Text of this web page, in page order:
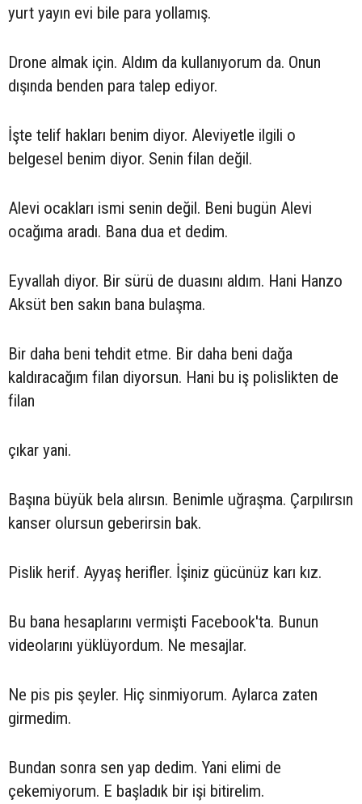
yurt yayın evi bile para yollamış.
Drone almak için. Aldım da kullanıyorum da. Onun
dışında benden para talep ediyor.
İşte telif hakları benim diyor. Aleviyetle ilgili o
belgesel benim diyor. Senin filan değil.
Alevi ocakları ismi senin değil. Beni bugün Alevi
ocağıma aradı. Bana dua et dedim.
Eyvallah diyor. Bir sürü de duasını aldım. Hani Hanzo
Aksüt ben sakın bana bulaşma.
Bir daha beni tehdit etme. Bir daha beni dağa
kaldıracağım filan diyorsun. Hani bu iş polislikten de
filan
çıkar yani.
Başına büyük bela alırsın. Benimle uğraşma. Çarpılırsın
kanser olursun geberirsin bak.
Pislik herif. Ayyaş herifler. İşiniz gücünüz karı kız.
Bu bana hesaplarını vermişti Facebook'ta. Bunun
videolarını yüklüyordum. Ne mesajlar.
Ne pis pis şeyler. Hiç sinmiyorum. Aylarca zaten
girmedim.
Bundan sonra sen yap dedim. Yani elimi de
çekemiyorum. E başladık bir işi bitirelim.